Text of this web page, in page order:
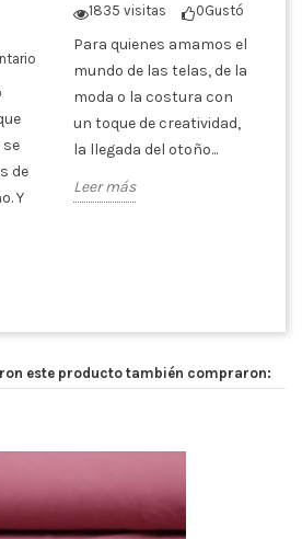
de
Y
1835 visitas 0Gustó
Para quienes amamos el
mundo de las telas, de la
moda o la costura con
un toque de creatividad,
la llegada del otoño...
Leer más
este producto también compraron: